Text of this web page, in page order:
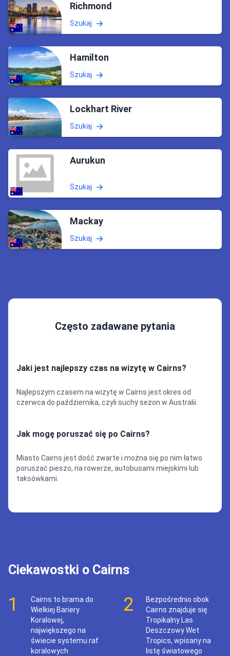
Richmond
Szukaj
Hamilton
Szukaj
Lockhart River
Szukaj
Aurukun
Szukaj
Mackay
Szukaj
Często zadawane pytania
Jaki jest najlepszy czas na wizytę w Cairns?
Najlepszym czasem na wizytę w Cairns jest okres od
czerwca do października, czyli suchy sezon w Australii.
Jak mogę poruszać się po Cairns?
Miasto Cairns jest dość zwarte i można się po nim łatwo
poruszać pieszo, na rowerze, autobusami miejskimi lub
taksówkami.
Ciekawostki o Cairns
1
Cairns to brama do
Wielkiej Bariery
Koralowej,
największego na
świecie systemu raf
koralowych
2
Bezpośrednio obok
Cairns znajduje się
Tropikalny Las
Deszczowy Wet
Tropics, wpisany na
listę światowego